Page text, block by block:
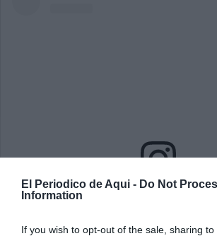
El Periodico de Aqui - Do Not
Information
If you wish to opt-out of the sale, sharing
Ver esta publicación en Instagram